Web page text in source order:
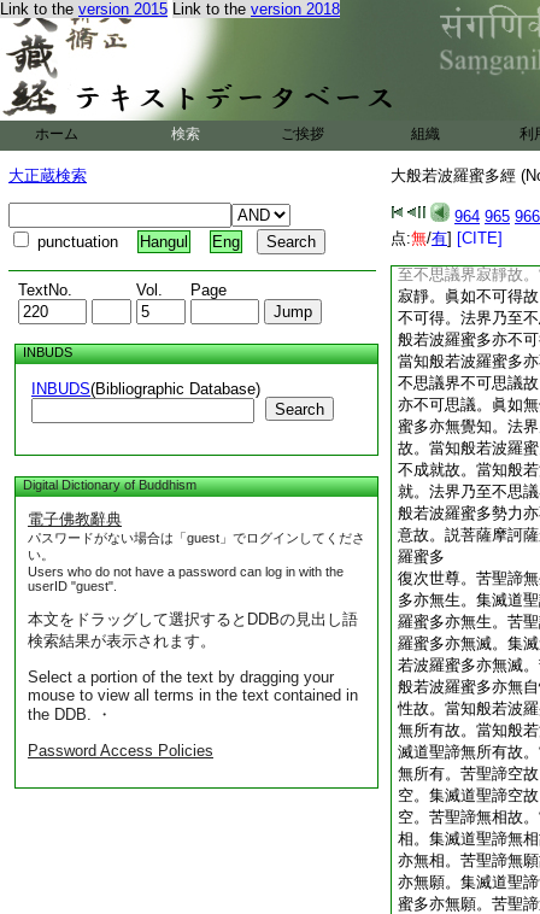
Link to the version 2015 Link to the version 2018
ホーム 検索 ご挨拶 組織 利
大正蔵検索
punctuation Hangul Eng
TextNo. Vol. Page
INBUDS
INBUDS(Bibliographic Database)
Search
Digital Dictionary of Buddhism
電子佛教辭典
パスワードがない場合は「guest」でログインしてくださ
い。
Users who do not have a password can log in with the
userID "guest".
本文をドラッグして選択するとDDBの見出し語
検索結果が表示されます。
Select a portion of the text by dragging your
mouse to view all terms in the text contained in
the DDB. ・
Password Access Policies
大般若波羅蜜多經
964 965 966
点:無/有] [CITE]
故。當知般若波羅
不思議界無所有故
無所有。眞如空故
法界乃至不思議界
無相。法界乃至不
波羅蜜多亦無相。
羅蜜多亦無願。法
當知般若波羅蜜多
知般若波羅蜜多亦
界遠離故。當知般
寂靜故。當知般若
至不思議界寂靜故
寂靜。眞如不可得
不可得。法界乃至
般若波羅蜜多亦不
當知般若波羅蜜多
不思議界不可思議
亦不可思議。眞如
蜜多亦無覺知。法
故。當知般若波羅
不成就故。當知般
就。法界乃至不思
般若波羅蜜多勢力
意故。説菩薩摩訶
羅蜜多
復次世尊。苦聖諦
多亦無生。集滅道
羅蜜多亦無生。苦
羅蜜多亦無滅。集
若波羅蜜多亦無滅
般若波羅蜜多亦無
性故。當知般若波
無所有故。當知般
滅道聖諦無所有故
無所有。苦聖諦空
空。集滅道聖諦空
空。苦聖諦無相故
相。集滅道聖諦無
亦無相。苦聖諦無
亦無願。集滅道聖
蜜多亦無願。苦聖